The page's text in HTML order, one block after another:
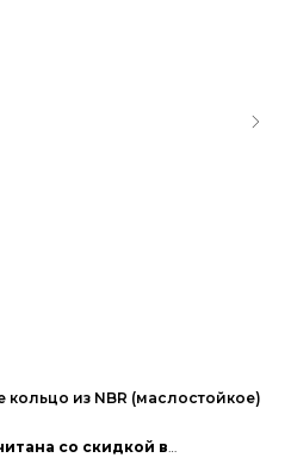
кольцо из NBR (маслостойкое)
со скидкой в